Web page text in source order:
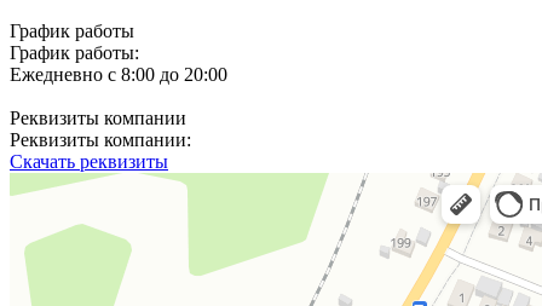
График работы
График работы:
Ежедневно с 8:00 до 20:00
Реквизиты компании
Реквизиты компании:
Скачать реквизиты